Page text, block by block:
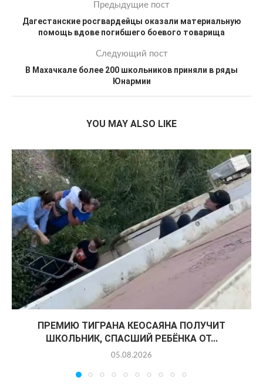
Предыдущие пост
Дагестанские росгвардейцы оказали материальную
помощь вдове погибшего боевого товарища
Следующий пост
В Махачкале более 200 школьников приняли в ряды
Юнармии
YOU MAY ALSO LIKE
ПРЕМИЮ ТИГРАНА КЕОСАЯНА ПОЛУЧИТ
ШКОЛЬНИК, СПАСШИЙ РЕБЁНКА ОТ...
05.08.2026